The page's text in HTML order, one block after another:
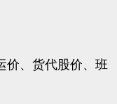
价、货代股价、班